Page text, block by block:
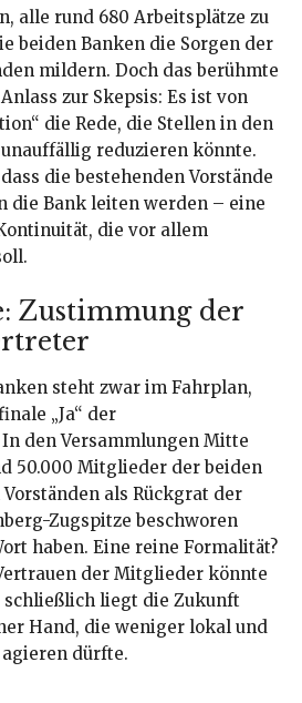
alle rund 680 Arbeitsplätze zu
beiden Banken die Sorgen der
mildern. Doch das berühmte
zur Skepsis: Es ist von
die Rede, die Stellen in den
reduzieren könnte.
die bestehenden Vorstände
die Bank leiten werden – eine
die vor allem
Zustimmung der
steht zwar im Fahrplan,
„Ja“ der
den Versammlungen Mitte
50.000 Mitglieder der beiden
als Rückgrat der
Zugspitze beschworen
haben. Eine reine Formalität?
der Mitglieder könnte
liegt die Zukunft
Hand, die weniger lokal und
dürfte.